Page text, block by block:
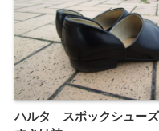
ハルタ スポックシュー